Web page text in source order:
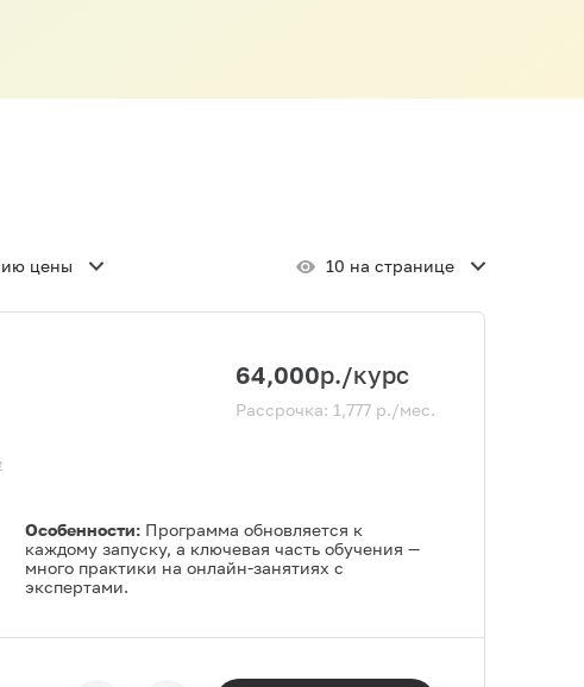
цены 10 на странице
64,000р./курс
Рассрочка: 1,777р./мес.
Особенности: Программа обновляется к
каждому запуску, а ключевая часть обучения —
много практики на онлайн-занятиях с
экспертами.